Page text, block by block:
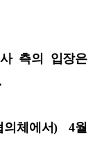
측의 입장은
체에서) 4월